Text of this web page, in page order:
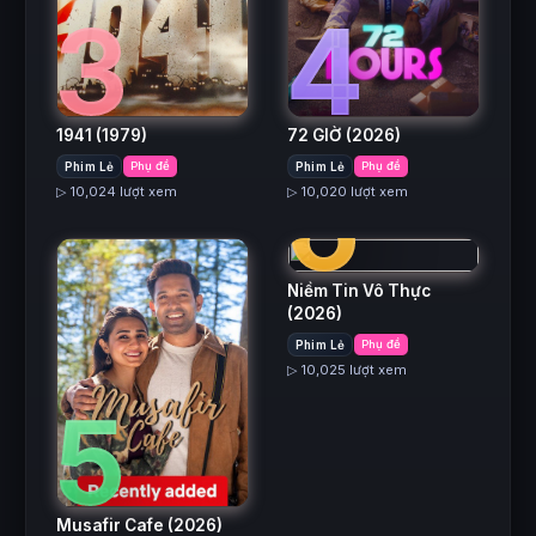
3
1941 (1979)
Phim Lẻ Phụ đề
▷ 10,024 lượt xem
4
72 GIỜ (2026)
Phim Lẻ Phụ đề
▷ 10,020 lượt xem
5
Musafir Cafe (2026)
6
Niềm Tin Vô Thực
(2026)
Phim Lẻ Phụ đề
▷ 10,025 lượt xem